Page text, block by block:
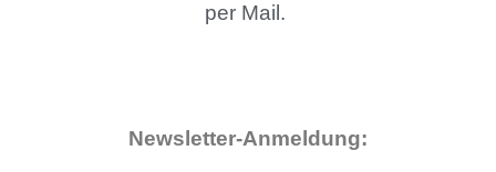
per Mail.
Newsletter-Anmeldung: